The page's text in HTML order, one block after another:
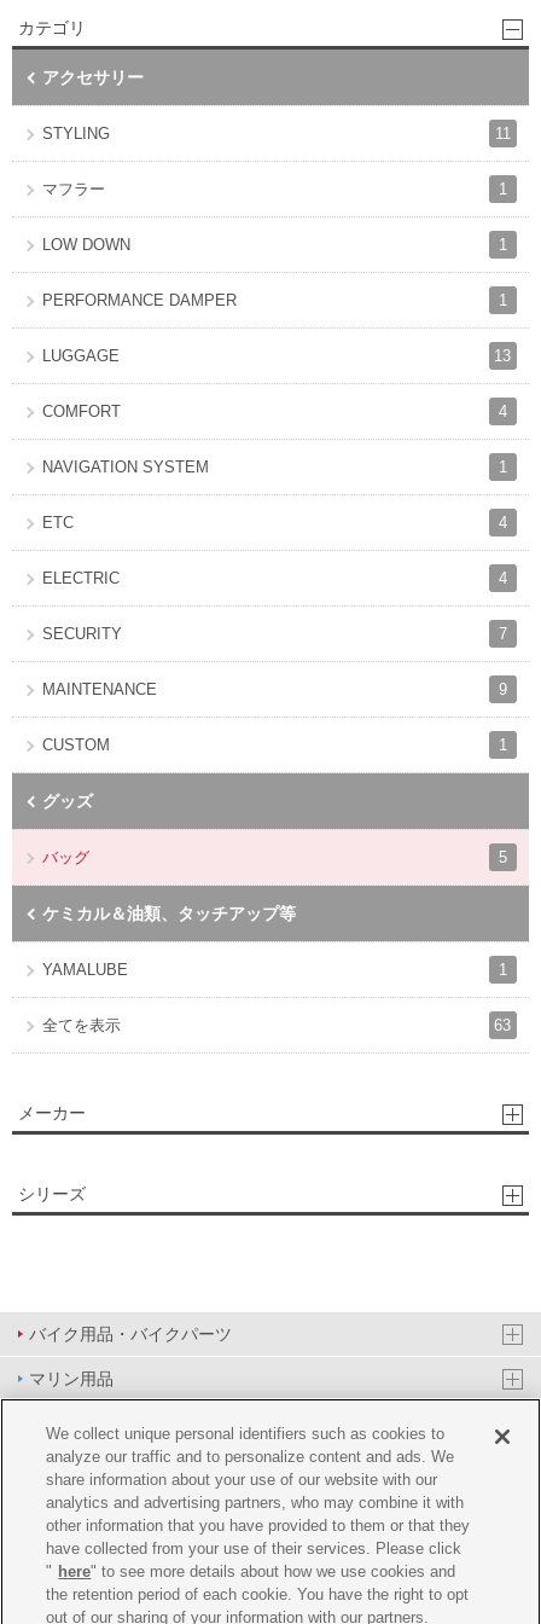
カテゴリ
アクセサリー
STYLING 11
マフラー 1
LOW DOWN 1
PERFORMANCE DAMPER 1
LUGGAGE 13
COMFORT 4
NAVIGATION SYSTEM 1
ETC 4
ELECTRIC 4
SECURITY 7
MAINTENANCE 9
CUSTOM 1
グッズ
バッグ 5
ケミカル＆油類、タッチアップ等
YAMALUBE 1
全てを表示 63
メーカー
シリーズ
バイク用品・バイクパーツ
マリン用品
PAS/YPJ用品
その他用品
イベント&エンターテイメント
オンラインショップ
企業情報
We collect unique personal identifiers such as cookies to
analyze our traffic and to personalize content and ads. We
share information about your use of our website with our
analytics and advertising partners, who may combine it with
other information that you have provided to them or that they
have collected from your use of their services. Please click
" here" to see more details about how we use cookies and
the retention period of each cookie. You have the right to opt
out of our sharing of your information with our partners.